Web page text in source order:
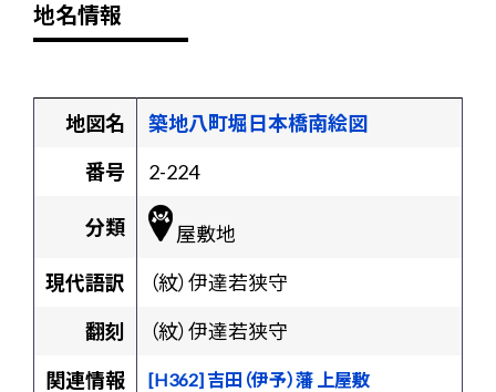
地名情報
地図名
築地八町堀日本橋南絵図
番号
2-224
分類
屋敷地
現代語訳
（紋）伊達若狭守
翻刻
（紋）伊達若狭守
関連情報
[H362] 吉田（伊予）藩 上屋敷